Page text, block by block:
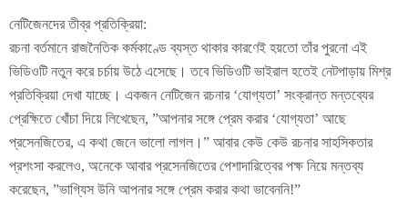
নেটিজেনদের তীব্র প্রতিক্রিয়া:
রচনা বর্তমানে রাজনৈতিক কর্মকাণ্ডে ব্যস্ত থাকার কারণেই হয়তো তাঁর পুরনো এই
ভিডিওটি নতুন করে চর্চায় উঠে এসেছে। তবে ভিডিওটি ভাইরাল হতেই নেটপাড়ায় মিশ্র
প্রতিক্রিয়া দেখা যাচ্ছে। একজন নেটিজেন রচনার ‘যোগ্যতা’ সংক্রান্ত মন্তব্যের
প্রেক্ষিতে খোঁচা দিয়ে লিখেছেন, ”আপনার সঙ্গে প্রেম করার ‘যোগ্যতা’ আছে
প্রসেনজিতের, এ কথা জেনে ভালো লাগল।” আবার কেউ কেউ রচনার সাহসিকতার
প্রশংসা করলেও, অনেকে আবার প্রসেনজিতের পেশাদারিত্বের পক্ষ নিয়ে মন্তব্য
করেছেন, ”ভাগ্যিস উনি আপনার সঙ্গে প্রেম করার কথা ভাবেননি!”